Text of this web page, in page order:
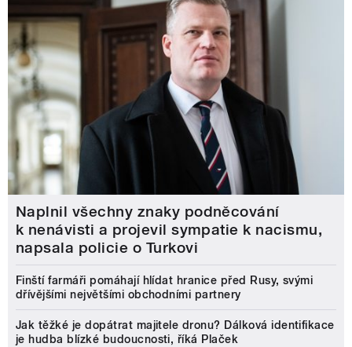
Naplnil všechny znaky podněcování
k nenávisti a projevil sympatie k nacismu,
napsala policie o Turkovi
Finští farmáři pomáhají hlídat hranice před Rusy, svými
dřívějšími největšími obchodními partnery
Jak těžké je dopátrat majitele dronu? Dálková identifikace
je hudba blízké budoucnosti, říká Plaček